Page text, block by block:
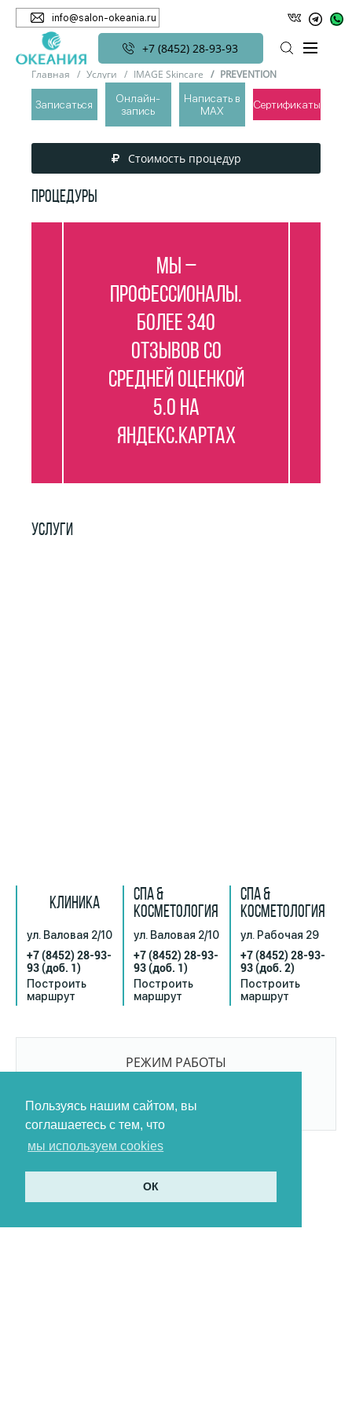
Пользуясь нашим сайтом, вы
соглашаетесь с тем, что
мы используем cookies
ОК
info@salon-okeania.ru
+7 (8452) 28-93-93
Записаться
Онлайн-
запись
Написать в
MAX
Сертификаты
УСЛУГИ
Главная Услуги IMAGE Skincare PREVENTION
PREVENTION
Стоимость процедур
ПРОЦЕДУРЫ
Мы –
профессионалы.
Более 340
отзывов со
средней оценкой
5.0 на
Яндекс.Картах
КЛИНИКА
ул. Валовая 2/10
+7 (8452) 28-93-
93(доб. 1)
Построить
маршрут
СПА &
КОСМЕТОЛОГИЯ
ул. Валовая 2/10
+7 (8452) 28-93-
93(доб. 1)
Построить
маршрут
СПА &
КОСМЕТОЛОГИЯ
ул. Рабочая 29
+7 (8452) 28-93-
93(доб. 2)
Построить
маршрут
РЕЖИМ РАБОТЫ
БЕЗ ПЕРЕРЫВОВ И ВЫХОДНЫХ